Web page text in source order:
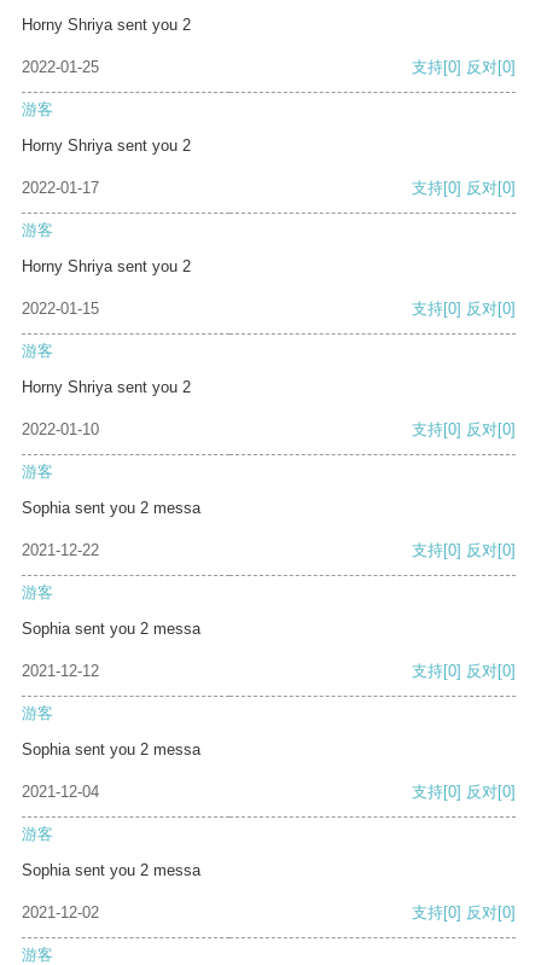
Horny Shriya sent you 2
2022-01-25 支持[0] 反对[0]
游客
Horny Shriya sent you 2
2022-01-17 支持[0] 反对[0]
游客
Horny Shriya sent you 2
2022-01-15 支持[0] 反对[0]
游客
Horny Shriya sent you 2
2022-01-10 支持[0] 反对[0]
游客
Sophia sent you 2 messa
2021-12-22 支持[0] 反对[0]
游客
Sophia sent you 2 messa
2021-12-12 支持[0] 反对[0]
游客
Sophia sent you 2 messa
2021-12-04 支持[0] 反对[0]
游客
Sophia sent you 2 messa
2021-12-02 支持[0] 反对[0]
游客